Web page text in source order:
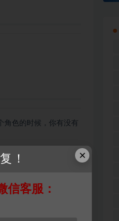
角色的时候，你有没有
这是一个看到了名字
过程。
×
！
信客服：